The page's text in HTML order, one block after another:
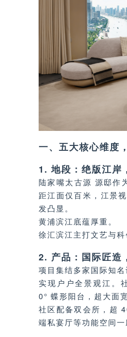
一、五大核心维度
1. 地段：绝版江岸
陆家嘴太古源 源邸作
距江面仅百米，江景
发凸显。
黄浦滨江底蕴厚重。
徐汇滨江主打文艺与
2. 产品：国际匠造
项目集结多家国际知
实现户户全景观江。
0° 蝶形阳台，超大面
社区配备双会所，超
端私宴厅等功能空间